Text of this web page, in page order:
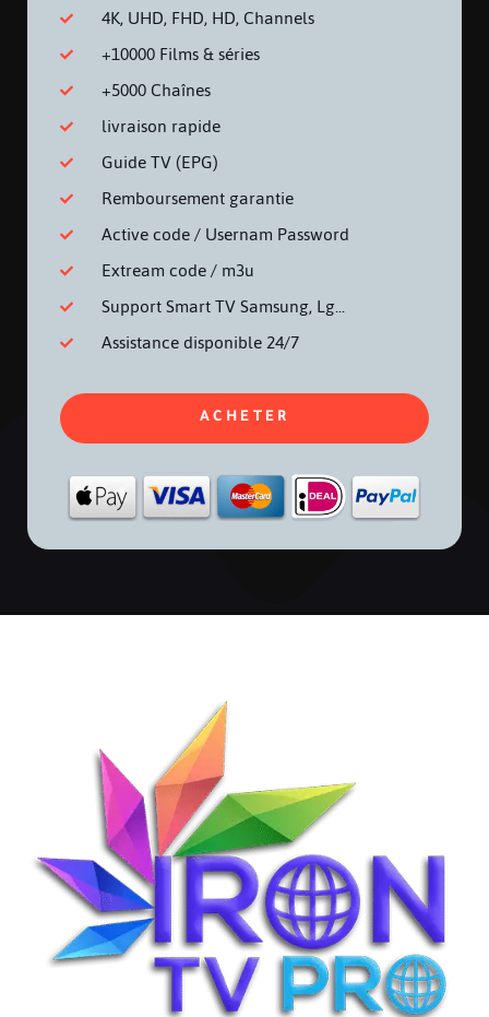
4K, UHD, FHD, HD, Channels
+10000 Films & séries
+5000 Chaînes
livraison rapide
Guide TV (EPG)
Remboursement garantie
Active code / Usernam Password
Extream code / m3u
Support Smart TV Samsung, Lg...
Assistance disponible 24/7
ACHETER